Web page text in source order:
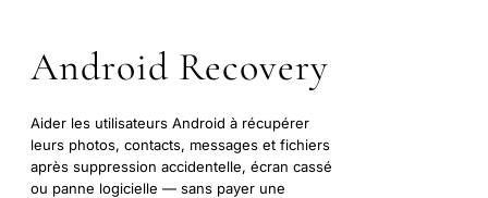
Android Recovery
Aider les utilisateurs Android à récupérer
leurs photos, contacts, messages et fichiers
après suppression accidentelle, écran cassé
ou panne logicielle — sans payer une